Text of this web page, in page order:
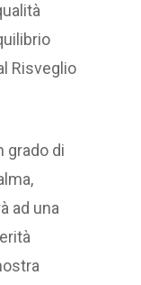
Risveglio
grado di
ad una